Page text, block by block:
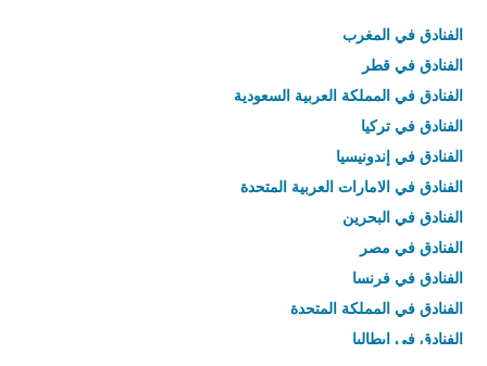
الفنادق في المغرب
الفنادق في قطر
الفنادق في المملكة العربية السعودية
الفنادق في تركيا
الفنادق في إندونيسيا
الفنادق في الامارات العربية المتحدة
الفنادق في البحرين
الفنادق في مصر
الفنادق في فرنسا
الفنادق في المملكة المتحدة
الفنادق في إيطاليا